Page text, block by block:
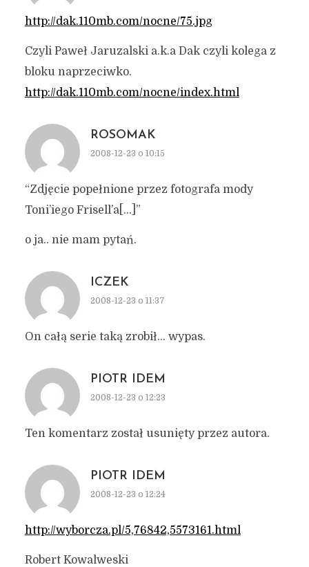
http://dak.110mb.com/nocne/75.jpg
Czyli Paweł Jaruzalski a.k.a Dak czyli kolega z
bloku naprzeciwko.
http://dak.110mb.com/nocne/index.html
ROSOMAK
2008-12-23 o 10:15
“Zdjęcie popełnione przez fotografa mody
Toni’iego Frisell’a[…]”
o ja.. nie mam pytań.
ICZEK
2008-12-23 o 11:37
On całą serie taką zrobił… wypas.
PIOTR IDEM
2008-12-23 o 12:23
Ten komentarz został usunięty przez autora.
PIOTR IDEM
2008-12-23 o 12:24
http://wyborcza.pl/5,76842,5573161.html
Robert Kowalweski